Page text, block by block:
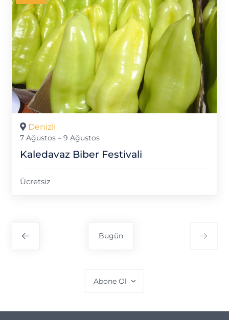
7 Ağustos – 9 Ağustos
Kaledavaz Biber Festivali
Denizli
Ücretsiz
Bugün
Abone Ol